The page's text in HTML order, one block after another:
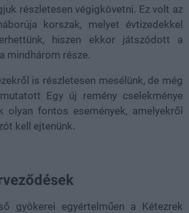
részletesen végigkövetni. Ez volt az
korszak, melyet évtizedekkel
hiszen ekkor játszódott a
mindhárom része.
is részletesen mesélünk, de még
Egy új remény cselekménye
fontos események, amelyekről
kell ejtenünk.
gyökerei egyértelműen a Kétezrek